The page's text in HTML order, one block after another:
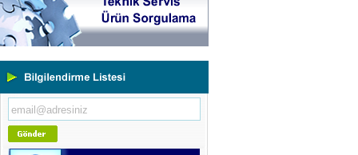
Yeni Binamıza TAŞINDIK
Portatif ve Tezgah Tipi Sertlik
Ölçüm Cihazları
Kaplama Kalınlığı Ölçüm
Cihazları
Cihazları
Yüzey Pürüzlülük Ölçüm
Vİbrasyon Test Cihazları